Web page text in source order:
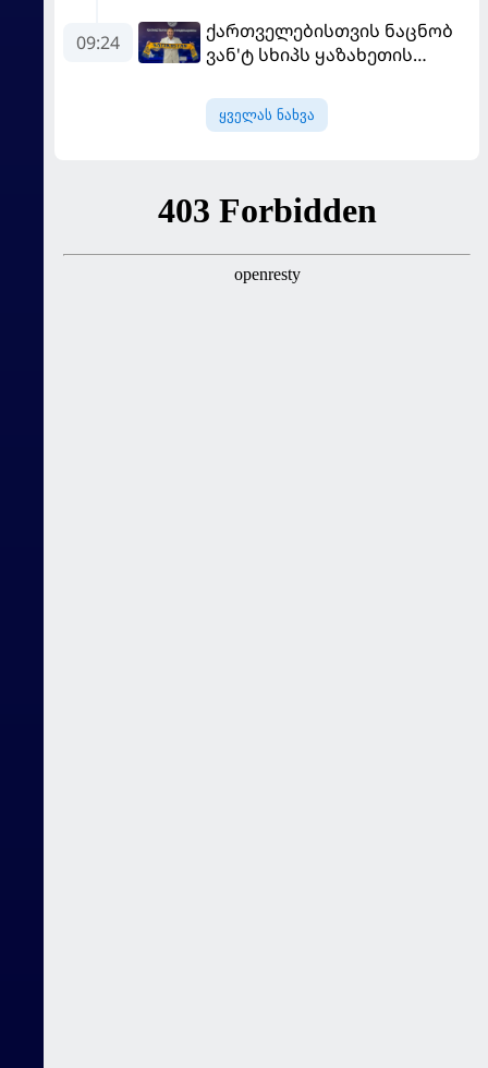
09:24
ქართველებისთვის ნაცნობ
ვან'ტ სხიპს ყაზახეთის
ყველას ნახვა